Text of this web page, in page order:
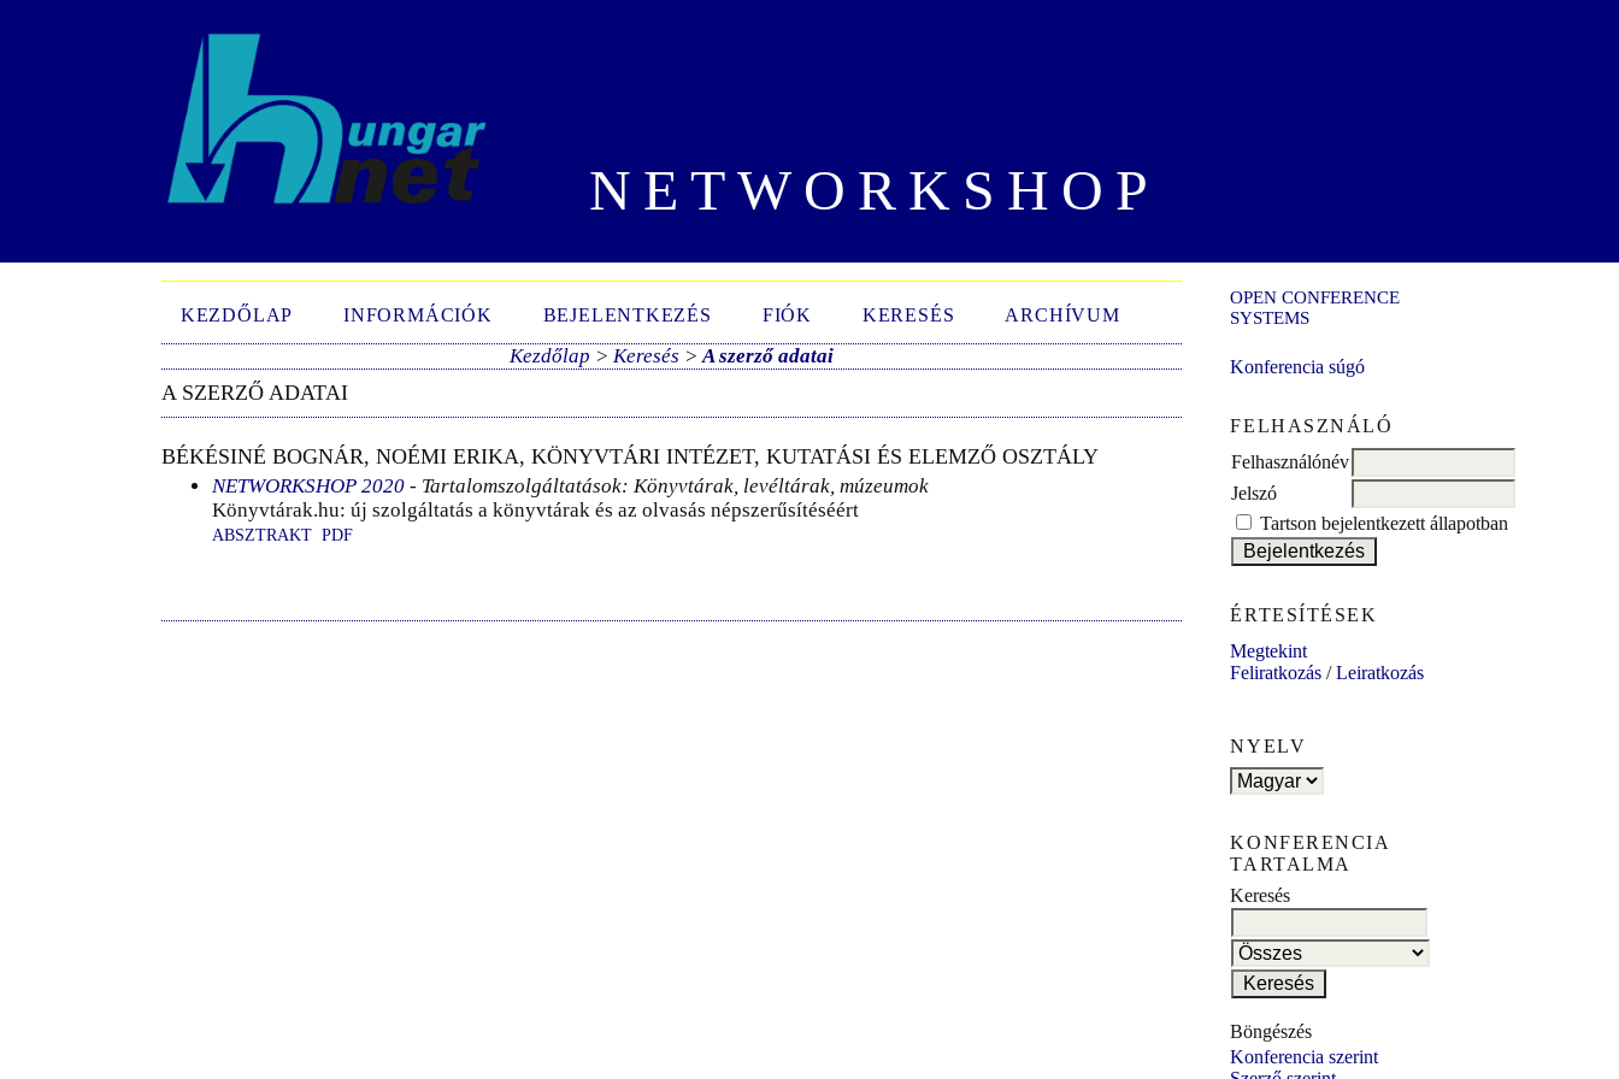
NETWORKSHOP
OPEN CONFERENCE
SYSTEMS
Konferencia súgó
FELHASZNÁLÓ
Felhasználónév
Jelszó
Tartson bejelentkezett állapotban
ÉRTESÍTÉSEK
Megtekint
Feliratkozás /Leiratkozás
NYELV
KONFERENCIA
TARTALMA
Keresés
Böngészés
Konferencia szerint
KEZDŐLAP INFORMÁCIÓK BEJELENTKEZÉS FIÓK KERESÉS ARCHÍVUM
Kezdőlap >Keresés >A szerző adatai
A SZERZŐ ADATAI
BÉKÉSINÉ BOGNÁR, NOÉMI ERIKA, KÖNYVTÁRI INTÉZET, KUTATÁSI ÉS ELEMZŐ OSZTÁLY
NETWORKSHOP 2020 - Tartalomszolgáltatások: Könyvtárak, levéltárak, múzeumok
Könyvtárak.hu: új szolgáltatás a könyvtárak és az olvasás népszerűsítéséért
ABSZTRAKT PDF